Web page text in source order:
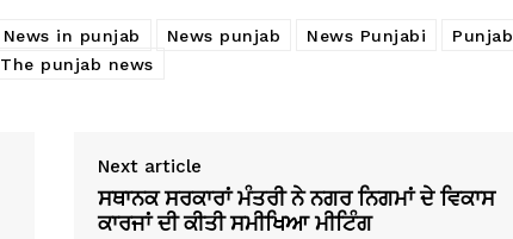
News in punjab News punjab News Punjabi
Punjab
The punjab news
Next article
ਸਥਾਨਕ ਸਰਕਾਰਾਂ ਮੰਤਰੀ ਨੇ ਨਗਰ ਨਿਗਮਾਂ ਦੇ ਵਿਕਾਸ
ਕਾਰਜਾਂ ਦੀ ਕੀਤੀ ਸਮੀਖਿਆ ਮੀਟਿੰਗ